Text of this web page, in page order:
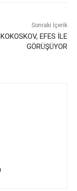
Sonraki İçerik
EFES İLE
GÖRÜŞÜYOR